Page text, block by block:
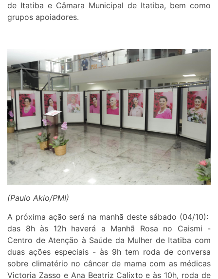
de Itatiba e Câmara Municipal de Itatiba, bem como
grupos apoiadores.
(Paulo Akio/PMI)
A próxima ação será na manhã deste sábado (04/10):
das 8h às 12h haverá a Manhã Rosa no Caismi -
Centro de Atenção à Saúde da Mulher de Itatiba com
duas ações especiais - às 9h tem roda de conversa
sobre climatério no câncer de mama com as médicas
Victoria Zasso e Ana Beatriz Calixto e às 10h, roda de